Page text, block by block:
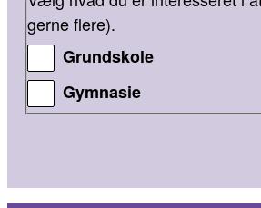
gerne flere).
Grundskole
Gymnasie